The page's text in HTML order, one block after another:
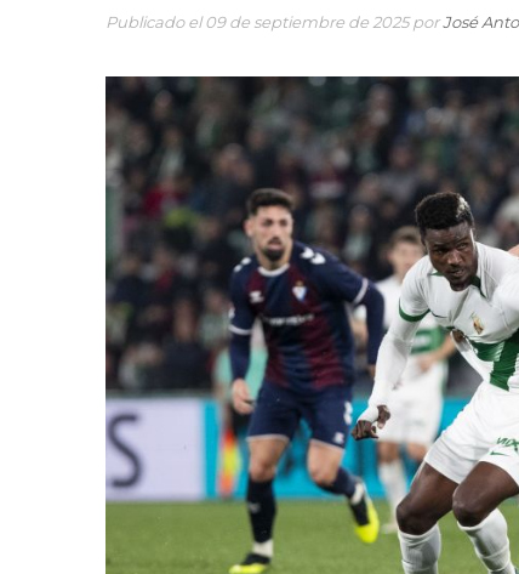
Publicado el 09 de septiembre de 2025 porJosé